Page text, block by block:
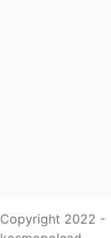
Copyright 2022 -